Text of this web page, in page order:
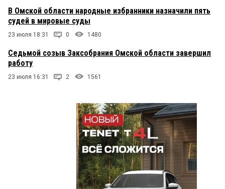
В Омской области народные избранники назначили пять
судей в мировые суды
23 июля 18:31 0 1480
Седьмой созыв Заксобрания Омской области завершил
работу
23 июля 16:31 2 1561